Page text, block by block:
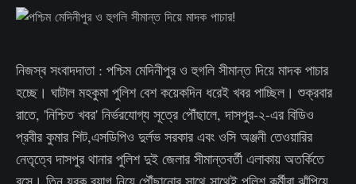
নিজস্ব সংবাদদাতা : পশ্চিম মেদিনীপুর ও হুগলি সীমান্ত দিয়ে মাদক পাচার
হচ্ছে। ঘাটাল মহকুমা পুলিশ বেশ কয়েকদিন ধরেই খবর পাচ্ছিল। শুক্রবার
রাতে, 'নিশ্চিত খবর' নির্ভরযোগ্য সূত্রে পৌঁছালে, দাসপুর-২-এর বিডিও
প্রবীর কুমার শিট,এসডিপিও দুর্লভ সরকার এবং ওসি অঞ্জনী তেওয়ারির
নেতৃত্বে দাসপুর থানার পুলিশ দুই জেলার সীমান্তবর্তী এলাকায় অতর্কিতে